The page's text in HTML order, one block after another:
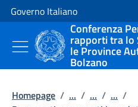
Vai al contenuto
Vai alla navigazione del sito
Governo Italiano
Conferenza
rapporti tra lo
le Province
Bolzano
Homepage / ... / ... / ... /